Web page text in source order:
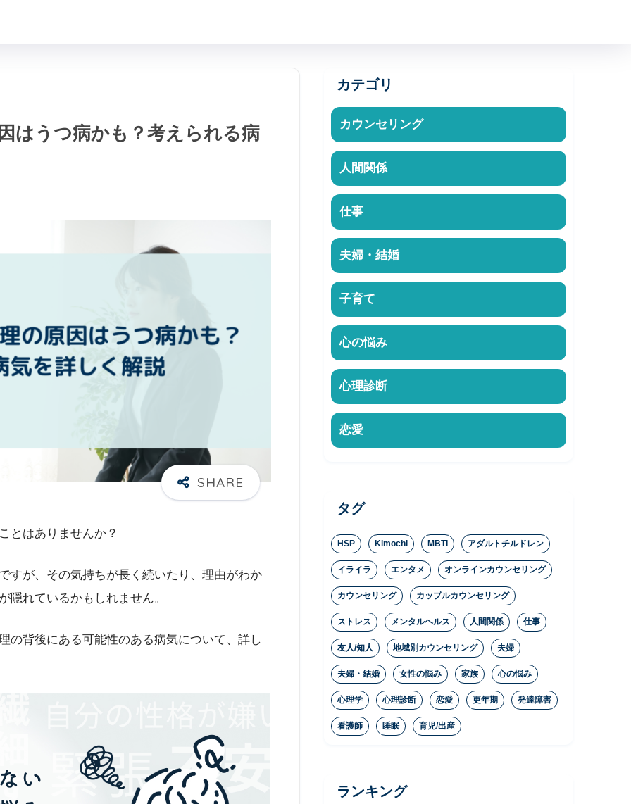
はうつ病かも？考えられる病
とはありませんか？
すが、その気持ちが長く続いたり、理由がわか
隠れているかもしれません。
の背後にある可能性のある病気について、詳し
カテゴリ
カウンセリング
人間関係
仕事
夫婦・結婚
子育て
心の悩み
心理診断
恋愛
タグ
HSP Kimochi MBTI アダルトチルドレン
イライラ エンタメ オンラインカウンセリング
カウンセリング カップルカウンセリング
ストレス メンタルヘルス 人間関係 仕事
友人/知人 地域別カウンセリング 夫婦
夫婦・結婚 女性の悩み 家族 心の悩み
心理学 心理診断 恋愛 更年期 発達障害
看護師 睡眠 育児/出産
ランキング